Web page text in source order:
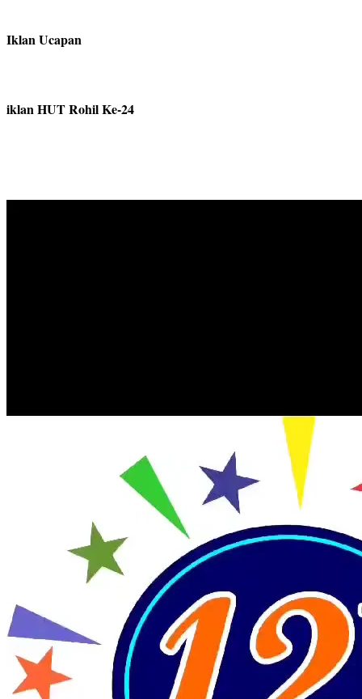
Iklan Ucapan
iklan HUT Rohil Ke-24